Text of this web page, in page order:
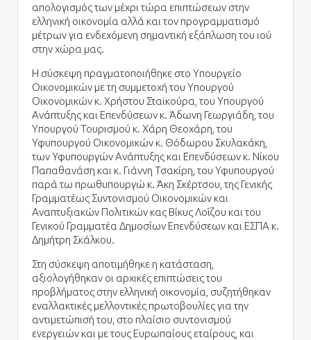
απολογισμός των μέχρι τώρα επιπτώσεων στην
ελληνική οικονομία αλλά και τον προγραμματισμό
μέτρων για ενδεχόμενη σημαντική εξάπλωση του ιού
στην χώρα μας.
Η σύσκεψη πραγματοποιήθηκε στο Υπουργείο
Οικονομικών με τη συμμετοχή του Υπουργού
Οικονομικών κ. Χρήστου Σταϊκούρα, του Υπουργού
Ανάπτυξης και Επενδύσεων κ. Άδωνη Γεωργιάδη, του
Υπουργού Τουρισμού κ. Χάρη Θεοχάρη, του
Υφυπουργού Οικονομικών κ. Θόδωρου Σκυλακάκη,
των Υφυπουργών Ανάπτυξης και Επενδύσεων κ. Νίκου
Παπαθανάση και κ. Γιάννη Τσακίρη, του Υφυπουργού
παρά τω πρωθυπουργώ κ. Άκη Σκέρτσου, της Γενικής
Γραμματέως Συντονισμού Οικονομικών και
Αναπτυξιακών Πολιτικών κας Βίκυς Λοΐζου και του
Γενικού Γραμματέα Δημοσίων Επενδύσεων και ΕΣΠΑ κ.
Δημήτρη Σκάλκου.
Στη σύσκεψη αποτιμήθηκε η κατάσταση,
αξιολογήθηκαν οι αρχικές επιπτώσεις του
προβλήματος στην ελληνική οικονομία, συζητήθηκαν
εναλλακτικές μελλοντικές πρωτοβουλίες για την
αντιμετώπισή του, στο πλαίσιο συντονισμού
ενεργειών και με τους Ευρωπαίους εταίρους, και